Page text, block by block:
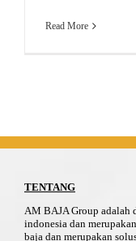
Read More
TENTANG
AM BAJA Group adalah
indonesia dan
baja dan merupakan